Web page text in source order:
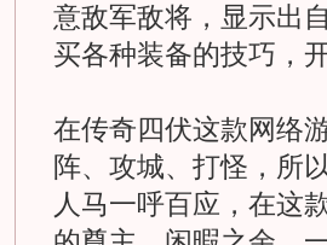
意敌军敌将，显示出
买各种装备的技巧，
在传奇四伏这款网络
阵、攻城、打怪，所
人马一呼百应，在这